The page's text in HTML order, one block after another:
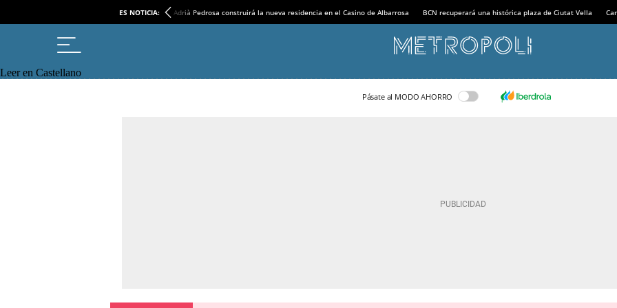
ES NOTICIA: Adrià Pedrosa construirá la nueva residencia en el Casino de Albarrosa BCN recuperará una histórica plaza de Ciutat Vella
Leer en Castellano
Pásate al MODO AHORRO